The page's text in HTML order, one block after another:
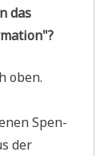
das
oben.
Spen­
der